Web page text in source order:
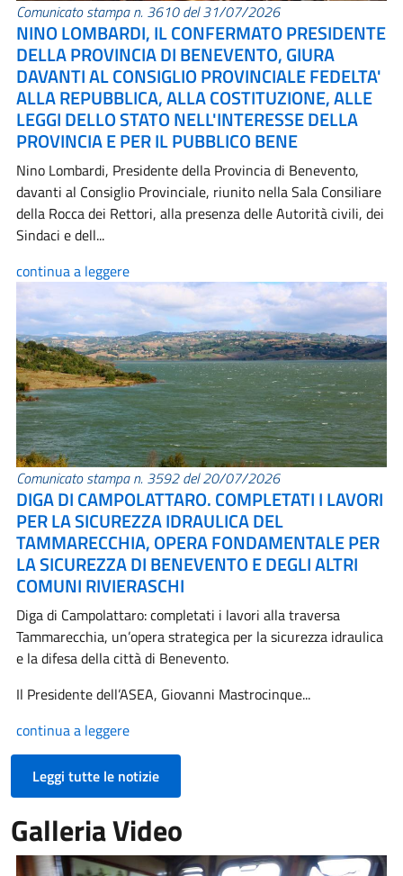
Comunicato stampa n. 3610 del 31/07/2026
NINO LOMBARDI, IL CONFERMATO PRESIDENTE
DELLA PROVINCIA DI BENEVENTO, GIURA
DAVANTI AL CONSIGLIO PROVINCIALE FEDELTA'
ALLA REPUBBLICA, ALLA COSTITUZIONE, ALLE
LEGGI DELLO STATO NELL'INTERESSE DELLA
PROVINCIA E PER IL PUBBLICO BENE
Nino Lombardi, Presidente della Provincia di Benevento,
davanti al Consiglio Provinciale, riunito nella Sala Consiliare
della Rocca dei Rettori, alla presenza delle Autorità civili, dei
Sindaci e dell...
continua a leggere
Comunicato stampa n. 3592 del 20/07/2026
DIGA DI CAMPOLATTARO. COMPLETATI I LAVORI
PER LA SICUREZZA IDRAULICA DEL
TAMMARECCHIA, OPERA FONDAMENTALE PER
LA SICUREZZA DI BENEVENTO E DEGLI ALTRI
COMUNI RIVIERASCHI
Diga di Campolattaro: completati i lavori alla traversa
Tammarecchia, un’opera strategica per la sicurezza idraulica
e la difesa della città di Benevento.
Il Presidente dell’ASEA, Giovanni Mastrocinque...
continua a leggere
Leggi tutte le notizie
Galleria Video